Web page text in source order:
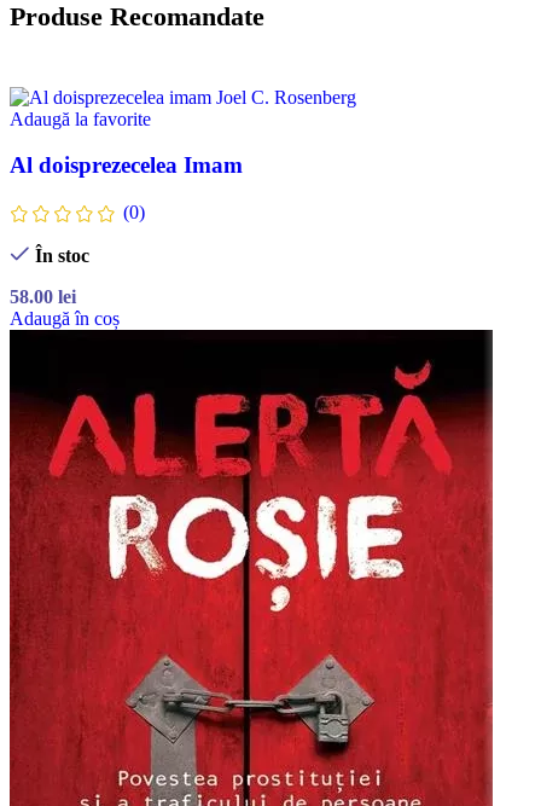
Produse Recomandate
Adaugă la favorite
Al doisprezecelea Imam
(0)
În stoc
58.00 lei
Adaugă în coș